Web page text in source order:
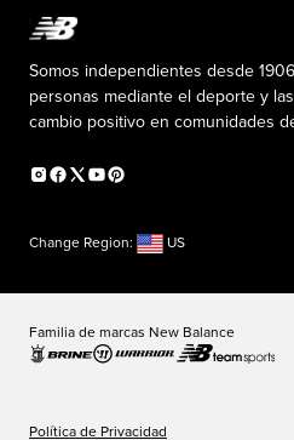
Reconsidered
Fundación New Balance
Carreras
La PISTA en New Balance
Sala de prensa
Información sobre el plan médico
Descuentos especiales
Programa de afiliados
Productos falsificados
Declaración de accesibilidad
Somos independientes desde
personas mediante el deporte y
cambio positivo en comunidades
Change Region: US
Familia de marcas New Balance
Política de Privacidad